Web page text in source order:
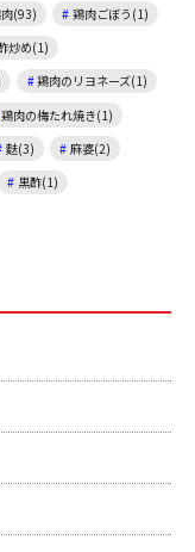
(93)
鶏肉ごぼう(1)
炒め(1)
鶏肉のリヨネーズ(1)
鶏肉の梅たれ焼き(1)
麩(3)
麻婆(2)
黒酢(1)